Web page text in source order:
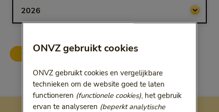
ONVZ Vrije Keuze ONVZ Bewuste Keuze
ONVZ gebruikt cookies
ONVZ gebruikt cookies en vergelijkbare
technieken om de website goed te laten
functioneren (functionele cookies), het gebruik
ervan te analyseren (beperkt analytische